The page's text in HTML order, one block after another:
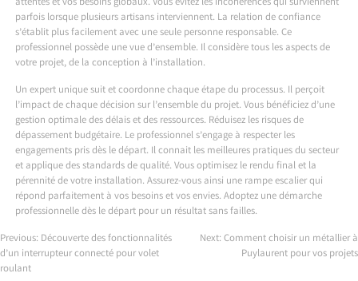
parfois lorsque plusieurs artisans interviennent. La relation de confiance
s’établit plus facilement avec une seule personne responsable. Ce
professionnel possède une vue d’ensemble. Il considère tous les aspects de
votre projet, de la conception à l’installation.
Un expert unique suit et coordonne chaque étape du processus. Il perçoit
l’impact de chaque décision sur l’ensemble du projet. Vous bénéficiez d’une
gestion optimale des délais et des ressources. Réduisez les risques de
dépassement budgétaire. Le professionnel s’engage à respecter les
engagements pris dès le départ. Il connait les meilleures pratiques du secteur
et applique des standards de qualité. Vous optimisez le rendu final et la
pérennité de votre installation. Assurez-vous ainsi une rampe escalier qui
répond parfaitement à vos besoins et vos envies. Adoptez une démarche
professionnelle dès le départ pour un résultat sans failles.
Navigation
Previous: Découverte des fonctionnalités
d’un interrupteur connecté pour volet
roulant
Next: Comment choisir un métallier à
Puylaurent pour vos projets